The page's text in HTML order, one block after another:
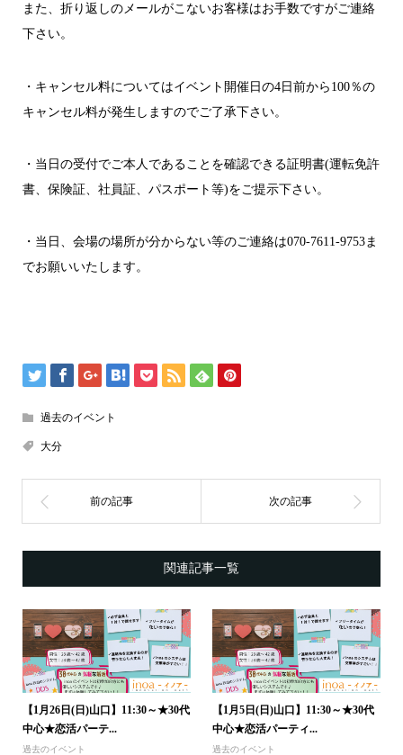
また、折り返しのメールがこないお客様はお手数ですがご連絡
下さい。
・キャンセル料についてはイベント開催日の4日前から100％の
キャンセル料が発生しますのでご了承下さい。
・当日の受付でご本人であることを確認できる証明書(運転免許
書、保険証、社員証、パスポート等)をご提示下さい。
・当日、会場の場所が分からない等のご連絡は070-7611-9753ま
でお願いいたします。
過去のイベント
大分
関連記事一覧
【1月26日(日)山口】11:30～★30代
中心★恋活パーテ...
過去のイベント
【1月5日(日)山口】11:30～★30代
中心★恋活パーティ...
過去のイベント